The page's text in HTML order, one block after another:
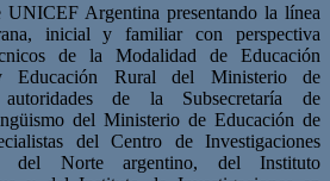
UNICEF Argentina presentando la línea
inicial y familiar con perspectiva
de la Modalidad de Educación
Educación Rural del Ministerio de
de la Subsecretaría de
del Ministerio de Educación de
del Centro de Investigaciones
del Norte argentino, del Instituto